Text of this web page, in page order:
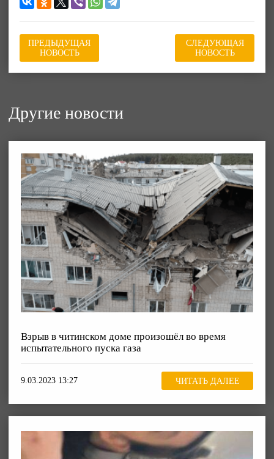
ПРЕДЫДУЩАЯ
НОВОСТЬ
СЛЕДУЮЩАЯ
НОВОСТЬ
Другие новости
Взрыв в читинском доме произошёл во время
испытательного пуска газа
9.03.2023 13:27 ЧИТАТЬ ДАЛЕЕ